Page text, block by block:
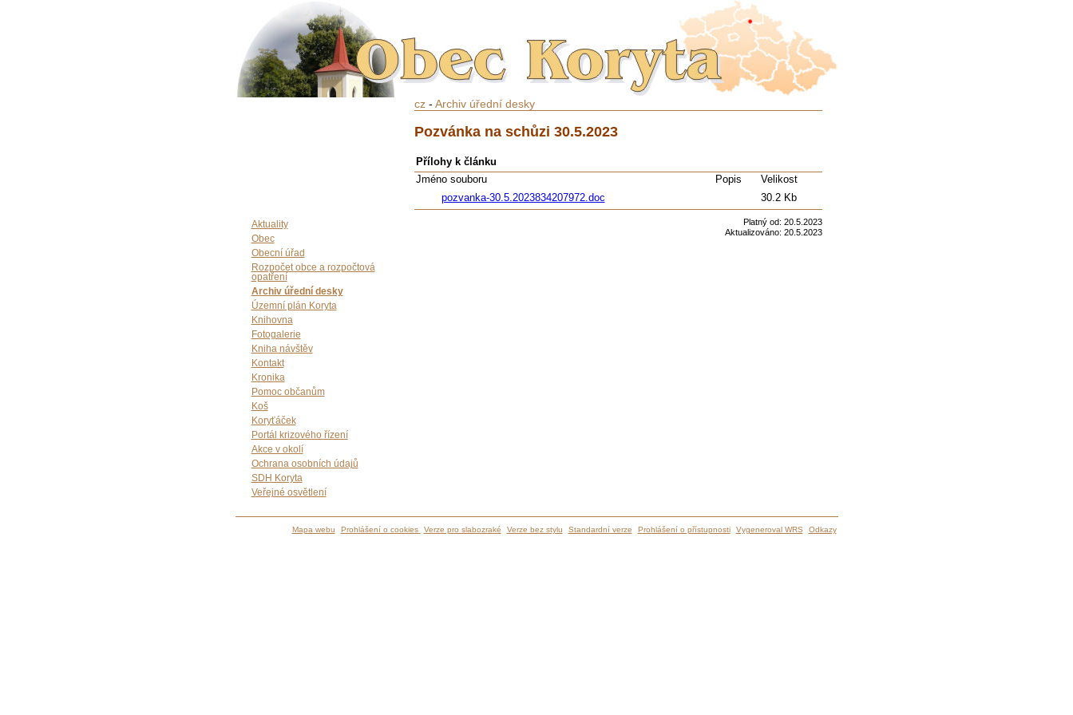
Aktuality
Obec
Obecní úřad
Rozpočet obce a rozpočtová
opatření
Archiv úřední desky
Územní plán Koryta
Knihovna
Fotogalerie
Kniha návštěv
Kontakt
Kronika
Pomoc občanům
Koš
Koryťáček
Portál krizového řízení
Akce v okolí
Ochrana osobních údajů
SDH Koryta
Veřejné osvětlení
cz- Archiv úřední desky
Pozvánka na schůzi 30.5.2023
Přílohy k článku
Jméno souboru
Popis
Velikost
pozvanka-30.5.2023834207972.doc
30.2 Kb
Platný od: 20.5.2023
Aktualizováno: 20.5.2023
Mapa webu Prohlášení o cookies Verze pro slabozraké Verze bez stylu Standardní verze Prohlášení o přístupnosti Vygeneroval WRS Odkazy